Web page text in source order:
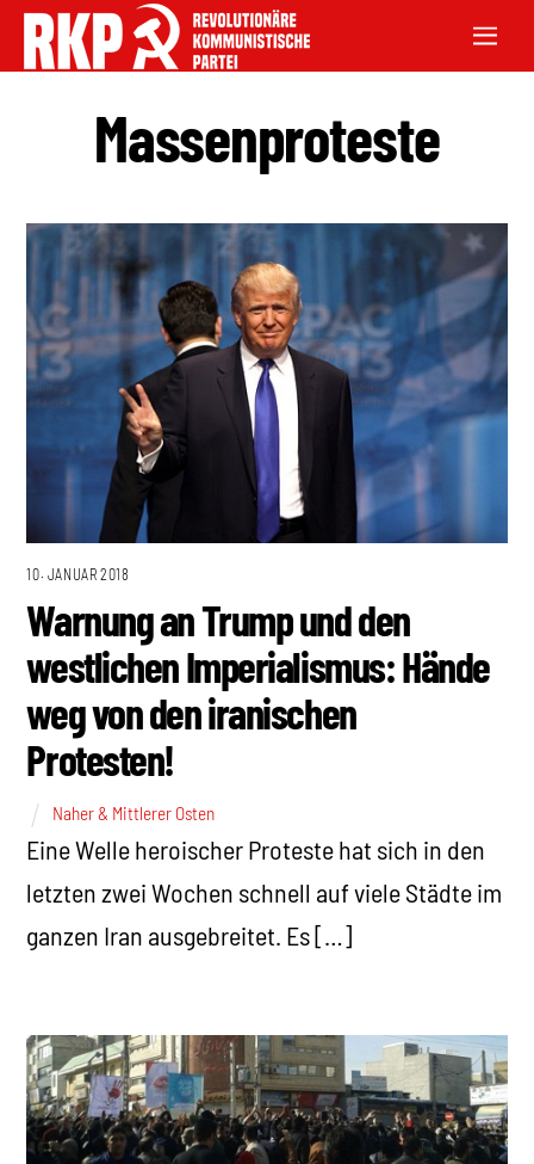
Massenproteste
10. JANUAR 2018
Warnung an Trump und den
westlichen Imperialismus: Hände
weg von den iranischen
Protesten!
Naher & Mittlerer Osten
Eine Welle heroischer Proteste hat sich in den
letzten zwei Wochen schnell auf viele Städte im
ganzen Iran ausgebreitet. Es […]